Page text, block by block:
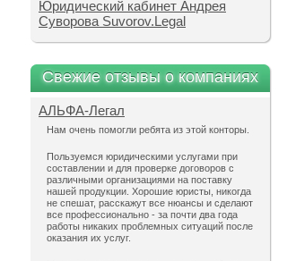
Юридический кабинет Андрея
Суворова Suvorov.Legal
Свежие отзывы о компаниях
АЛЬФА-Легал
Нам очень помогли ребята из этой конторы.
Пользуемся юридическими услугами при
составлении и для проверке договоров с
различными организациями на поставку
нашей продукции. Хорошие юристы, никогда
не спешат, расскажут все нюансы и сделают
все профессионально - за почти два года
работы никаких проблемных ситуаций после
оказания их услуг.